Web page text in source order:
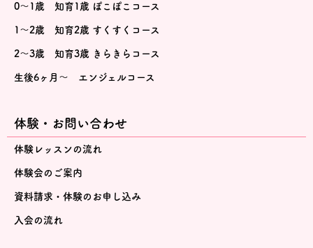
0～1歳 知育1歳 ぽこぽこコース
1～2歳 知育2歳 すくすくコース
2～3歳 知育3歳 きらきらコース
生後6ヶ月～ エンジェルコース
体験・お問い合わせ
体験レッスンの流れ
体験会のご案内
資料請求・体験のお申し込み
入会の流れ